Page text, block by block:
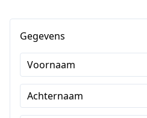
Gegevens
Voornaam
Achternaam